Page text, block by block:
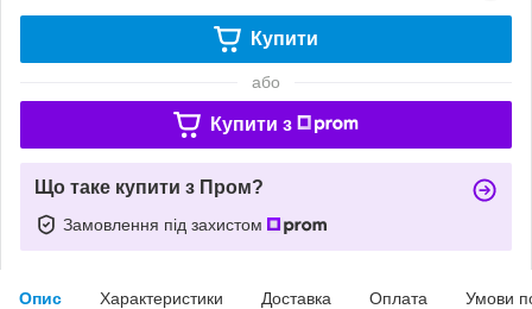
Купити
або
Купити з
Що таке купити з Пром?
Замовлення під захистом
Опис Характеристики Доставка Оплата Умови